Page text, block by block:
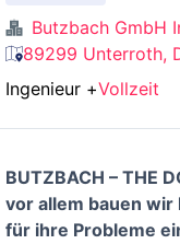
Butzbach GmbH
89299 Unterroth,
Ingenieur +Vollzeit
BUTZBACH – THE
vor allem bauen
für ihre Probleme